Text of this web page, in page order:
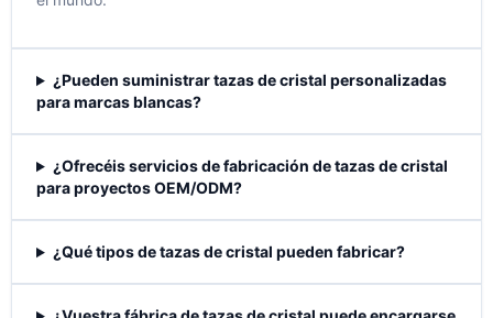
¿Pueden suministrar tazas de cristal personalizadas
para marcas blancas?
¿Ofrecéis servicios de fabricación de tazas de cristal
para proyectos OEM/ODM?
¿Qué tipos de tazas de cristal pueden fabricar?